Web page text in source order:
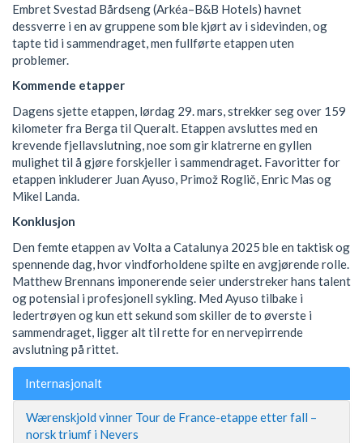
Embret Svestad Bårdseng (Arkéa–B&B Hotels) havnet
dessverre i en av gruppene som ble kjørt av i sidevinden, og
tapte tid i sammendraget, men fullførte etappen uten
problemer.
Kommende etapper
Dagens sjette etappen, lørdag 29. mars, strekker seg over 159
kilometer fra Berga til Queralt. Etappen avsluttes med en
krevende fjellavslutning, noe som gir klatrerne en gyllen
mulighet til å gjøre forskjeller i sammendraget. Favoritter for
etappen inkluderer Juan Ayuso, Primož Roglič, Enric Mas og
Mikel Landa.
Konklusjon
Den femte etappen av Volta a Catalunya 2025 ble en taktisk og
spennende dag, hvor vindforholdene spilte en avgjørende rolle.
Matthew Brennans imponerende seier understreker hans talent
og potensial i profesjonell sykling. Med Ayuso tilbake i
ledertrøyen og kun ett sekund som skiller de to øverste i
sammendraget, ligger alt til rette for en nervepirrende
avslutning på rittet.
Internasjonalt
Wærenskjold vinner Tour de France-etappe etter fall –
norsk triumf i Nevers